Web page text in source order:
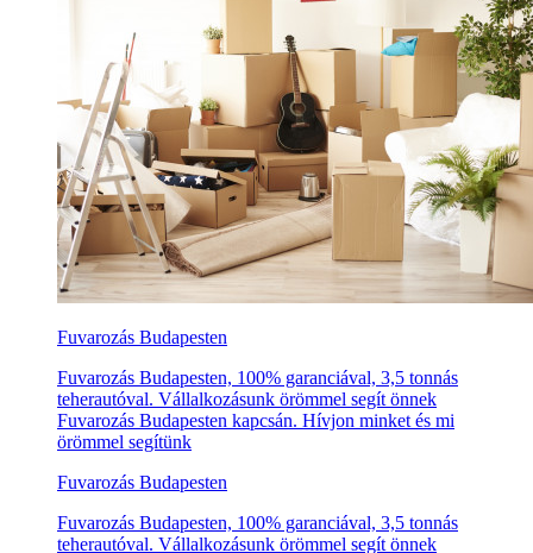
Fuvarozás Budapesten
Fuvarozás Budapesten, 100% garanciával, 3,5 tonnás
teherautóval. Vállalkozásunk örömmel segít önnek
Fuvarozás Budapesten kapcsán. Hívjon minket és mi
örömmel segítünk
Fuvarozás Budapesten
Fuvarozás Budapesten, 100% garanciával, 3,5 tonnás
teherautóval. Vállalkozásunk örömmel segít önnek